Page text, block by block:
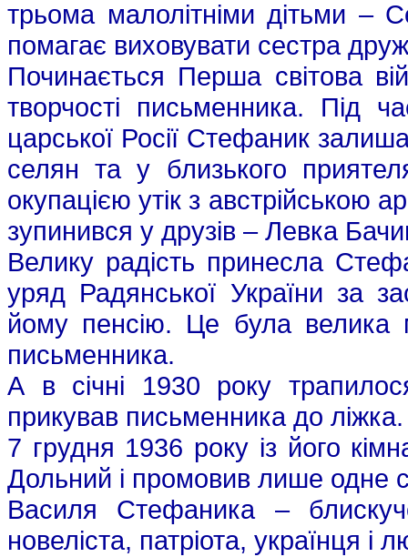
трьома малолітніми дітьми
помагає виховувати сестра
Починається Перша світова
творчості письменника. Під
царської Росії Стефаник
селян та у близького
окупацією утік з австрійською
зупинився у друзів – Левка
Велику радість принесла
уряд Радянської України за
йому пенсію. Це була велика
письменника.
А в січні 1930 року
прикував письменника до ліжка.
7 грудня 1936 року із його
Дольний і промовив лише одне
Василя Стефаника –
новеліста, патріота, українця